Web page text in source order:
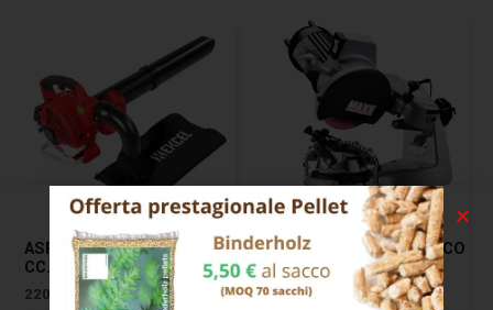
ASPIRATORE SOFFIATORE
CC.26 AS26 EXCEL 00783
220,00 €
AFFILACATENE ELETTRICO
PROFY MAXX
424,00€